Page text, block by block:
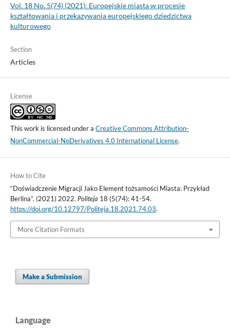
Vol. 18 No. 5(74) (2021): Europejskie miasta w procesie
kształtowania i przekazywania europejskiego dziedzictwa
kulturowego
Section
Articles
License
This work is licensed under a Creative Commons Attribution-
NonCommercial-NoDerivatives 4.0 International License.
How to Cite
“Doświadczenie Migracji Jako Element tożsamości Miasta: Przykład
Berlina”. (2021) 2022. Politeja 18 (5(74): 41-54.
https://doi.org/10.12797/Politeja.18.2021.74.03.
More Citation Formats
Make a Submission
Language